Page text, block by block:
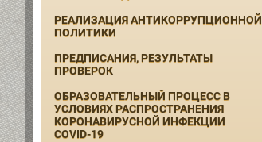
РЕАЛИЗАЦИЯ АНТИКОРРУПЦИОННОЙ
ПОЛИТИКИ
ПРЕДПИСАНИЯ, РЕЗУЛЬТАТЫ
ПРОВЕРОК
ОБРАЗОВАТЕЛЬНЫЙ ПРОЦЕСС В
УСЛОВИЯХ РАСПРОСТРАНЕНИЯ
КОРОНАВИРУСНОЙ ИНФЕКЦИИ
COVID-19